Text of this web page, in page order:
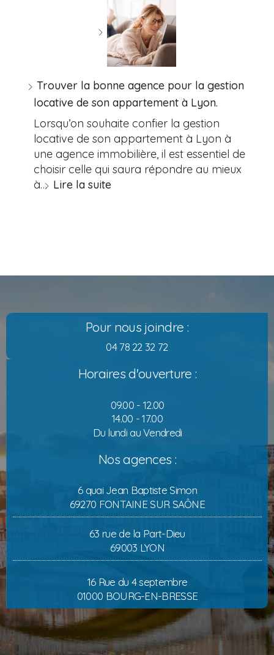
Trouver la bonne agence pour la gestion
locative de son appartement à Lyon.
Lorsqu’on souhaite confier la gestion
locative de son appartement à Lyon à
une agence immobilière, il est essentiel de
choisir celle qui saura répondre au mieux
à… Lire la suite
Pour nous joindre :
04 78 22 32 72
Horaires d'ouverture :
09.00 - 12.00
14.00 - 17.00
Du lundi au Vendredi
Nos agences :
6 quai Jean Baptiste Simon
69270 FONTAINE SUR SAÔNE
63 rue de la Part-Dieu
69003 LYON
16 Rue du 4 septembre
01000 BOURG-EN-BRESSE